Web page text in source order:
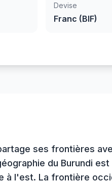
Devise
Franc (BIF)
ses frontières
du Burundi est
à l'est. La frontière